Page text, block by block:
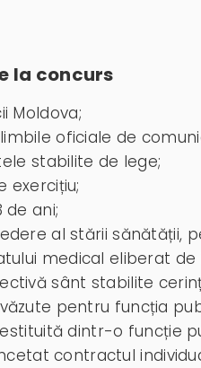
la concurs
Moldova;
oficiale de
stabilite de lege;
exercițiu;
ani;
al stării sănătății,
medical eliberat
sânt stabilite
pentru funcția
dintr-o funcție
contractul